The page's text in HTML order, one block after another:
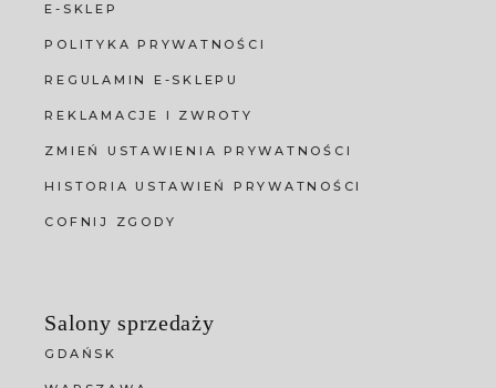
E-SKLEP
POLITYKA PRYWATNOŚCI
REGULAMIN E-SKLEPU
REKLAMACJE I ZWROTY
ZMIEŃ USTAWIENIA PRYWATNOŚCI
HISTORIA USTAWIEŃ PRYWATNOŚCI
COFNIJ ZGODY
Salony sprzedaży
GDAŃSK